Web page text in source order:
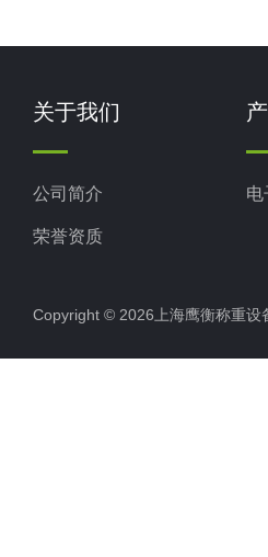
关于我们
公司简介
荣誉资质
电
Copyright © 2026上海鹰衡称重